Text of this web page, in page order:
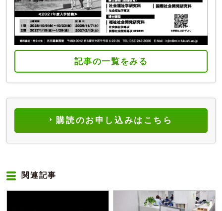
記事の一覧をみる
購読のお申し込みはこちら
関連記事